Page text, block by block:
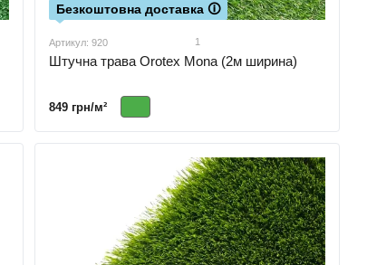
Безкоштовна доставка 🛈
Артикул: 920 1
Штучна трава Orotex Mona (2м ширина)
849 грн/м²